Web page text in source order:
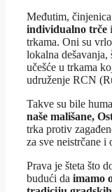
Međutim,
individualno trče
trkama. Oni su
lokalna
učešće u trkama
udruženje RCN
Takve su bile
naše mališane,
trka protiv
za sve neistrčane i
Prava je šteta što
budući da imamo